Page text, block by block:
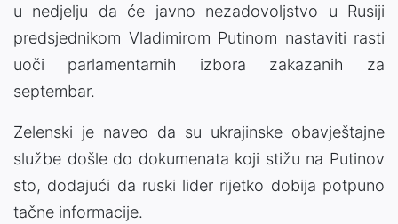
u nedjelju da će javno nezadovoljstvo u Rusiji
predsjednikom Vladimirom Putinom nastaviti rasti
uoči parlamentarnih izbora zakazanih za
septembar.
Zelenski je naveo da su ukrajinske obavještajne
službe došle do dokumenata koji stižu na Putinov
sto, dodajući da ruski lider rijetko dobija potpuno
tačne informacije.